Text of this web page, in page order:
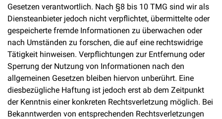
Gesetzen verantwortlich. Nach §8 bis 10 TMG sind wir als
Diensteanbieter jedoch nicht verpflichtet, übermittelte oder
gespeicherte fremde Informationen zu überwachen oder
nach Umständen zu forschen, die auf eine rechtswidrige
Tätigkeit hinweisen. Verpflichtungen zur Entfernung oder
Sperrung der Nutzung von Informationen nach den
allgemeinen Gesetzen bleiben hiervon unberührt. Eine
diesbezügliche Haftung ist jedoch erst ab dem Zeitpunkt
der Kenntnis einer konkreten Rechtsverletzung möglich. Bei
Bekanntwerden von entsprechenden Rechtsverletzungen